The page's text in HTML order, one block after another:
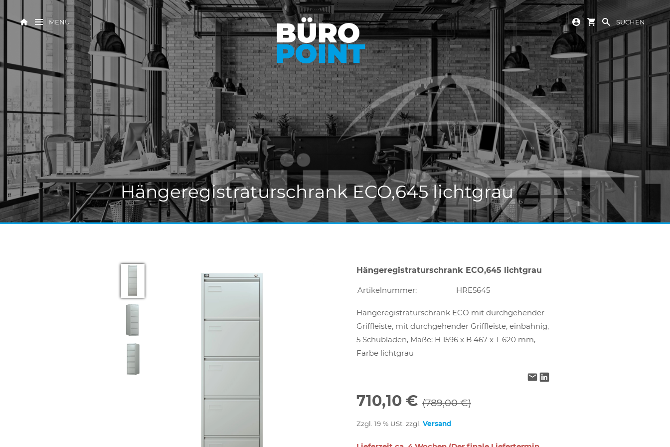
MENÜ SUCHEN
Hängeregistraturschrank ECO,645 lichtgrau
Hängeregistraturschrank ECO,645 lichtgrau
Artikelnummer: HRE5645
Hängeregistraturschrank ECO mit durchgehender
Griffleiste, mit durchgehender Griffleiste, einbahnig,
5 Schubladen, Maße: H 1596 x B 467 x T 620 mm,
Farbe lichtgrau
710,10 € (789,00 €)
Zzgl. 19 % USt. zzgl. Versand